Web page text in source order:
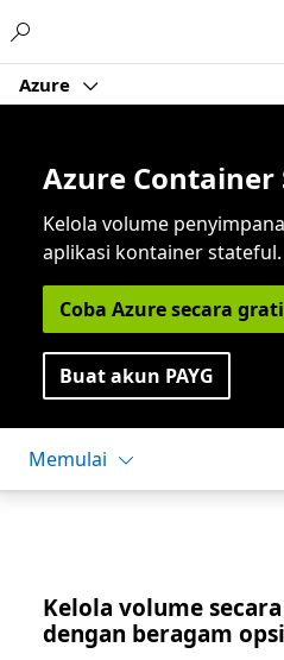
Azure
Azure Container
Kelola volume
aplikasi kontainer stateful.
Coba Azure secara
Buat akun PAYG
Memulai
Kelola volume
dengan beragam